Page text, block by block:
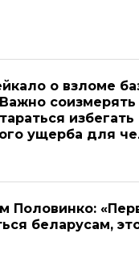
о взломе
соизмерять
избегать
ущерба для
Половинко:
беларусам,